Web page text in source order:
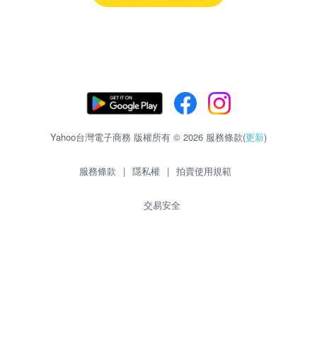
Yahoo台灣電子商務 版權所有 © 2026 服務條款(更新)
服務條款 | 隱私權 | 拍賣使用規範
交易安全